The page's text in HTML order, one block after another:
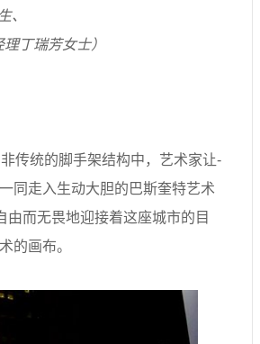
、
丁瑞芳女士）
传统的脚手架结构中，艺术家让-
同走入生动大胆的巴斯奎特艺术
由而无畏地迎接着这座城市的目
的画布。